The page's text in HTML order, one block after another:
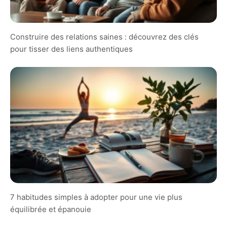
Construire des relations saines : découvrez des clés
pour tisser des liens authentiques
7 habitudes simples à adopter pour une vie plus
équilibrée et épanouie